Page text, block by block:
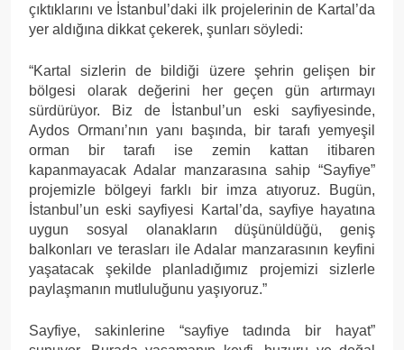
çıktıklarını ve İstanbul’daki ilk projelerinin de Kartal’da
yer aldığına dikkat çekerek, şunları söyledi:
“Kartal sizlerin de bildiği üzere şehrin gelişen bir
bölgesi olarak değerini her geçen gün artırmayı
sürdürüyor. Biz de İstanbul’un eski sayfiyesinde,
Aydos Ormanı’nın yanı başında, bir tarafı yemyeşil
orman bir tarafı ise zemin kattan itibaren
kapanmayacak Adalar manzarasına sahip “Sayfiye”
projemizle bölgeyi farklı bir imza atıyoruz. Bugün,
İstanbul’un eski sayfiyesi Kartal’da, sayfiye hayatına
uygun sosyal olanakların düşünüldüğü, geniş
balkonları ve terasları ile Adalar manzarasının keyfini
yaşatacak şekilde planladığımız projemizi sizlerle
paylaşmanın mutluluğunu yaşıyoruz.”
Sayfiye, sakinlerine “sayfiye tadında bir hayat”